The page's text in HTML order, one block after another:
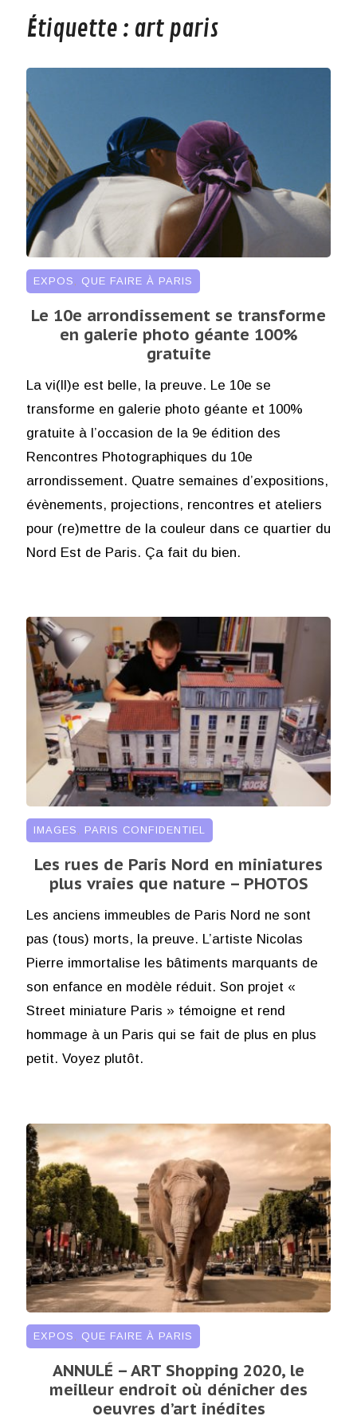
Étiquette : art paris
EXPOS QUE FAIRE À PARIS
Le 10e arrondissement se transforme
en galerie photo géante 100%
gratuite
La vi(ll)e est belle, la preuve. Le 10e se
transforme en galerie photo géante et 100%
gratuite à l’occasion de la 9e édition des
Rencontres Photographiques du 10e
arrondissement. Quatre semaines d’expositions,
évènements, projections, rencontres et ateliers
pour (re)mettre de la couleur dans ce quartier du
Nord Est de Paris. Ça fait du bien.
IMAGES , PARIS CONFIDENTIEL
Les rues de Paris Nord en miniatures
plus vraies que nature – PHOTOS
Les anciens immeubles de Paris Nord ne sont
pas (tous) morts, la preuve. L’artiste Nicolas
Pierre immortalise les bâtiments marquants de
son enfance en modèle réduit. Son projet «
Street miniature Paris » témoigne et rend
hommage à un Paris qui se fait de plus en plus
petit. Voyez plutôt.
EXPOS , QUE FAIRE À PARIS
ANNULÉ – ART Shopping 2020, le
meilleur endroit où dénicher des
oeuvres d’art inédites